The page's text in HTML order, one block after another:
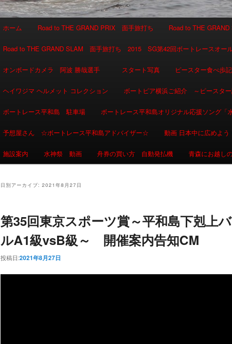
メインコンテンツへ移動
サブコンテンツへ移動
ホーム Road to THE GRAND PRIX 面手旅打ち Road to THE
Road to THE GRAND SLAM 面手旅打ち 2015 SG第42回ボートレースオー
オンボードカメラ 阿波 勝哉選手 スタート写真 ピースター食べ歩記
ヘイワジマ ヘルメット コレクション ボートピア横浜ご紹介 ～ピースター
ボートレース平和島 駐車場 ボートレース平和島オリジナル応援ソング「
予想屋さん ☆ボートレース平和島アドバイザー☆ 動画 日本中に広めよ
施設案内 水神祭 動画 舟券の買い方 自動発払機 青森にお越し
日別アーカイブ: 2021年8月27日
第35回東京スポーツ賞～平和島下剋上
ルA1級vsB級～ 開催案内告知CM
投稿日:2021年8月27日